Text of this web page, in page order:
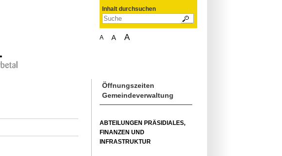
Inhalt durchsuchen
A A A
Öffnungszeiten
Gemeindeverwaltung
ABTEILUNGEN PRÄSIDIALES,
FINANZEN UND
INFRASTRUKTUR